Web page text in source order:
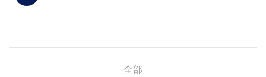
全部